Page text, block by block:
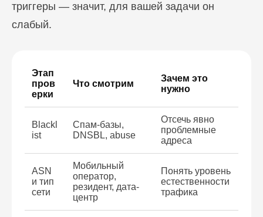
триггеры — значит, для вашей задачи он
слабый.
Этап
пров
ерки
Что смотрим
Зачем это
нужно
Blackl
ist
Спам-базы,
DNSBL, abuse
Отсечь явно
проблемные
адреса
ASN
и тип
сети
Мобильный
оператор,
резидент, дата-
центр
Понять уровень
естественности
трафика